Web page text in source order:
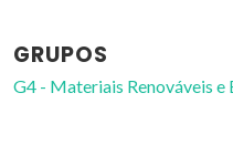
GRUPOS
G4 - Materiais Renováveis e